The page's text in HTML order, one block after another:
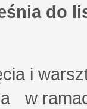
do
i
w